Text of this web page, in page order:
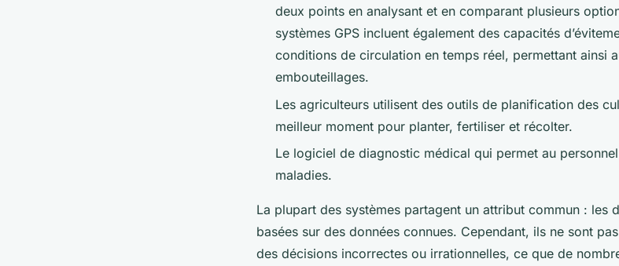
deux points en analysant et en comparant plusieurs
systèmes GPS incluent également des capacités
conditions de circulation en temps réel, permettant ainsi
embouteillages.
Les agriculteurs utilisent des outils de planification des
meilleur moment pour planter, fertiliser et récolter.
Le logiciel de diagnostic médical qui permet au
maladies.
La plupart des systèmes partagent un attribut commun : les
basées sur des données connues. Cependant, ils ne sont
des décisions incorrectes ou irrationnelles, ce que de